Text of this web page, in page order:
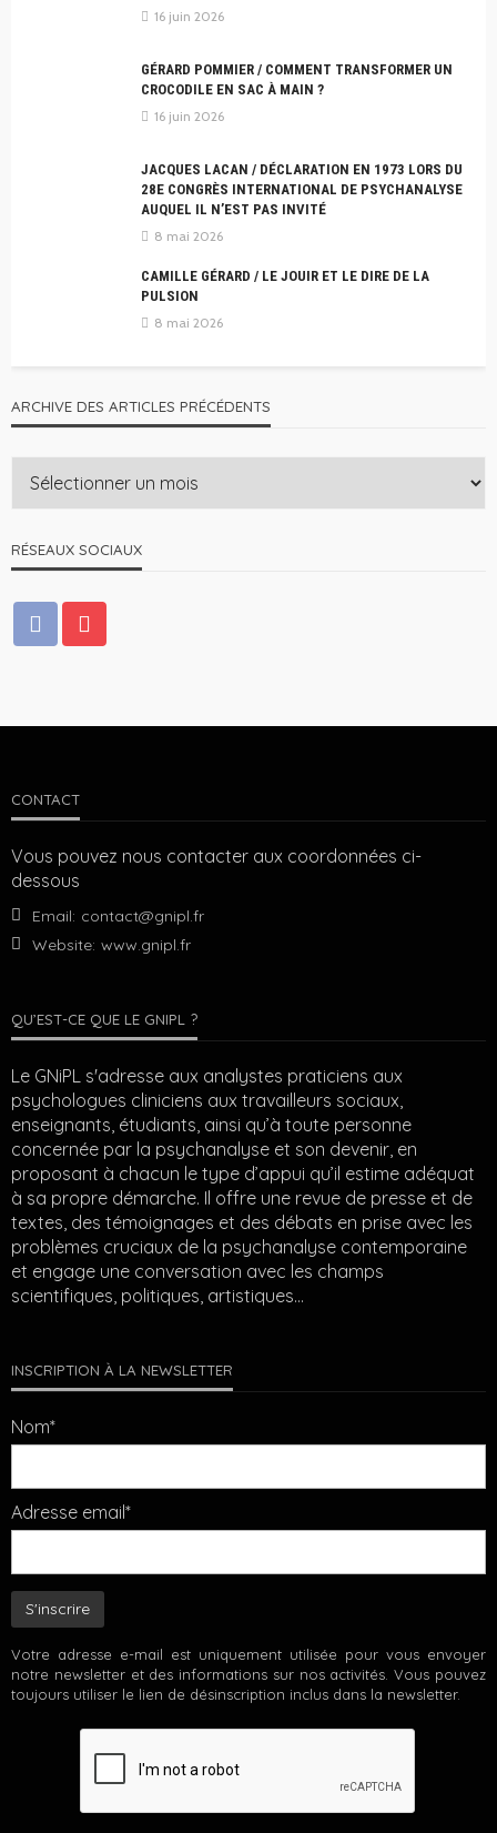
16 juin 2026
GÉRARD POMMIER / COMMENT TRANSFORMER UN
CROCODILE EN SAC À MAIN ?
16 juin 2026
JACQUES LACAN / DÉCLARATION EN 1973 LORS DU
28E CONGRÈS INTERNATIONAL DE PSYCHANALYSE
AUQUEL IL N’EST PAS INVITÉ
8 mai 2026
CAMILLE GÉRARD / LE JOUIR ET LE DIRE DE LA
PULSION
8 mai 2026
ARCHIVE DES ARTICLES PRÉCÉDENTS
RÉSEAUX SOCIAUX
CONTACT
Vous pouvez nous contacter aux coordonnées ci-
dessous
Email: contact@gnipl.fr
Website: www.gnipl.fr
QU’EST-CE QUE LE GNIPL ?
Le GNiPL s'adresse aux analystes praticiens aux
psychologues cliniciens aux travailleurs sociaux,
enseignants, étudiants, ainsi qu’à toute personne
concernée par la psychanalyse et son devenir, en
proposant à chacun le type d’appui qu’il estime adéquat
à sa propre démarche. Il offre une revue de presse et de
textes, des témoignages et des débats en prise avec les
problèmes cruciaux de la psychanalyse contemporaine
et engage une conversation avec les champs
scientifiques, politiques, artistiques…
INSCRIPTION À LA NEWSLETTER
Nom*
Adresse email*
Votre adresse e-mail est uniquement utilisée pour vous envoyer
notre newsletter et des informations sur nos activités. Vous pouvez
toujours utiliser le lien de désinscription inclus dans la newsletter.